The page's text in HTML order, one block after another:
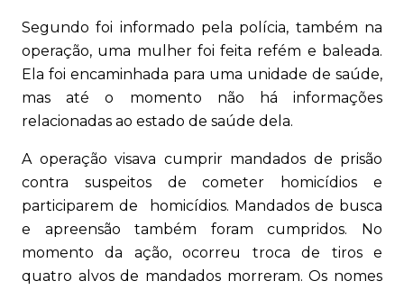
Segundo foi informado pela polícia, também na
operação, uma mulher foi feita refém e baleada.
Ela foi encaminhada para uma unidade de saúde,
mas até o momento não há informações
relacionadas ao estado de saúde dela.
A operação visava cumprir mandados de prisão
contra suspeitos de cometer homicídios e
participarem de homicídios. Mandados de busca
e apreensão também foram cumpridos. No
momento da ação, ocorreu troca de tiros e
quatro alvos de mandados morreram. Os nomes